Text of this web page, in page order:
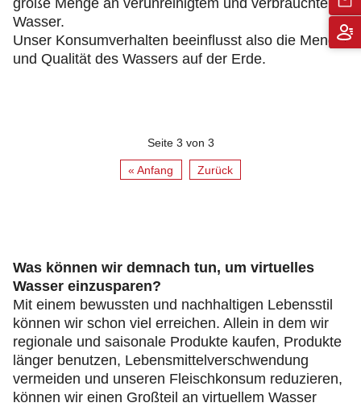
große Menge an verunreinigtem und verbrauchtem
Wasser.
Unser Konsumverhalten beeinflusst also die Menge
und Qualität des Wassers auf der Erde.
Seite 3 von 3
« Anfang Zurück
Was können wir demnach tun, um virtuelles
Wasser einzusparen?
Mit einem bewussten und nachhaltigen Lebensstil
können wir schon viel erreichen. Allein in dem wir
regionale und saisonale Produkte kaufen, Produkte
länger benutzen, Lebensmittelverschwendung
vermeiden und unseren Fleischkonsum reduzieren,
können wir einen Großteil an virtuellem Wasser